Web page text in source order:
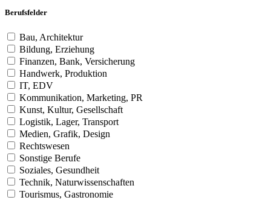
Berufsfelder
Bau, Architektur
Bildung, Erziehung
Finanzen, Bank, Versicherung
Handwerk, Produktion
IT, EDV
Kommunikation, Marketing, PR
Kunst, Kultur, Gesellschaft
Logistik, Lager, Transport
Medien, Grafik, Design
Rechtswesen
Sonstige Berufe
Soziales, Gesundheit
Technik, Naturwissenschaften
Tourismus, Gastronomie